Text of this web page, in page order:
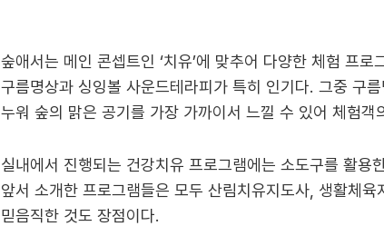
숲애서는 메인 콘셉트인 ‘치유’에 맞추어 다양한 체험 프
구름명상과 싱잉볼 사운드테라피가 특히 인기다. 그중 구
누워 숲의 맑은 공기를 가장 가까이서 느낄 수 있어 체험객
실내에서 진행되는 건강치유 프로그램에는 소도구를 활
앞서 소개한 프로그램들은 모두 산림치유지도사, 생활체
믿음직한 것도 장점이다.